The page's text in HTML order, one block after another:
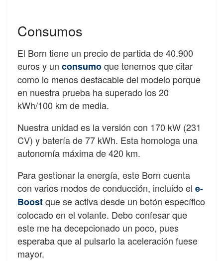
Consumos
El Born tiene un precio de partida de 40.900
euros y un consumoque tenemos que citar
como lo menos destacable del modelo porque
en nuestra prueba ha superado los 20
kWh/100 km de media.
Nuestra unidad es la versión con 170 kW (231
CV) y batería de 77 kWh. Esta homologa una
autonomía máxima de 420 km.
Para gestionar la energía, este Born cuenta
con varios modos de conducción, incluido el e-
Boostque se activa desde un botón específico
colocado en el volante. Debo confesar que
este me ha decepcionado un poco, pues
esperaba que al pulsarlo la aceleración fuese
mayor.